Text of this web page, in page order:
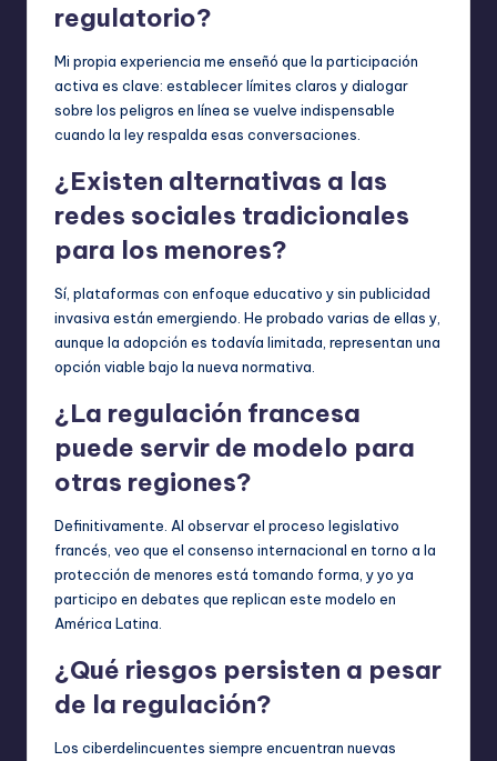
regulatorio?
Mi propia experiencia me enseñó que la participación
activa es clave: establecer límites claros y dialogar
sobre los peligros en línea se vuelve indispensable
cuando la ley respalda esas conversaciones.
¿Existen alternativas a las
redes sociales tradicionales
para los menores?
Sí, plataformas con enfoque educativo y sin publicidad
invasiva están emergiendo. He probado varias de ellas y,
aunque la adopción es todavía limitada, representan una
opción viable bajo la nueva normativa.
¿La regulación francesa
puede servir de modelo para
otras regiones?
Definitivamente. Al observar el proceso legislativo
francés, veo que el consenso internacional en torno a la
protección de menores está tomando forma, y yo ya
participo en debates que replican este modelo en
América Latina.
¿Qué riesgos persisten a pesar
de la regulación?
Los ciberdelincuentes siempre encuentran nuevas